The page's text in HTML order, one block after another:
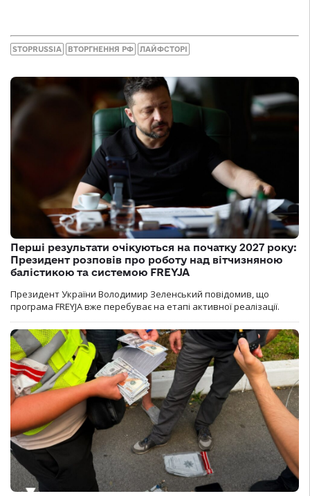
STOPRUSSIA ВТОРГНЕННЯ РФ ЛАЙФСТОРІ
Перші результати очікуються на початку 2027 року:
Президент розповів про роботу над вітчизняною
балістикою та системою FREYJA
Президент України Володимир Зеленський повідомив, що
програма FREYJA вже перебуває на етапі активної реалізації.